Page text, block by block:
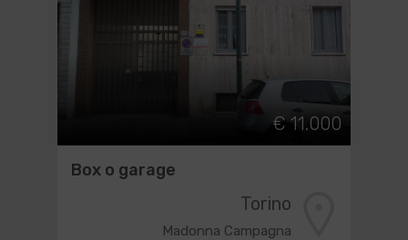
€ 11.000
Box o garage
Torino
Madonna Campagna